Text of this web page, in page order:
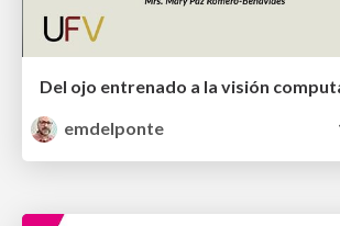
emdelponte